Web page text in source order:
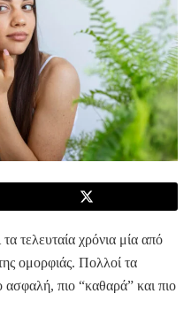
τελευταία χρόνια μία από
ομορφιάς. Πολλοί τα
ασφαλή, πιο “καθαρά” και πιο